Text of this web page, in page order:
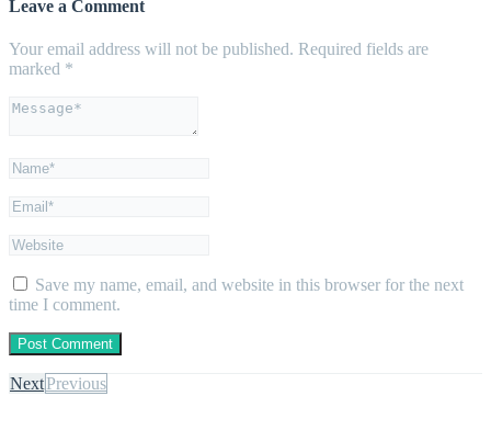
Leave a Comment
Your email address will not be published. Required fields are
marked *
Save my name, email, and website in this browser for the next
time I comment.
NextPrevious